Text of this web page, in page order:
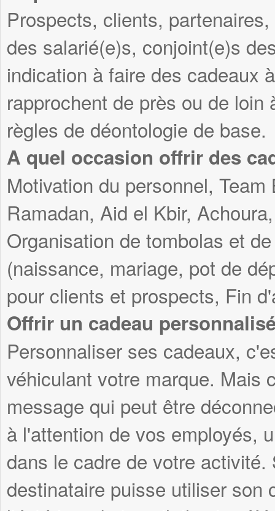
Prospects, clients,
des salarié(e)s, conjoint(e)s
indication à faire des cadeaux
rapprochent de près ou de
règles de déontologie de base.
A quel occasion offrir des
Motivation du personnel,
Ramadan, Aid el Kbir,
Organisation de tombolas et
(naissance, mariage, pot de
pour clients et prospects, Fin
Offrir un cadeau
Personnaliser ses cadeaux,
véhiculant votre marque. Mais
message qui peut être
à l'attention de vos employés,
dans le cadre de votre
destinataire puisse utiliser son